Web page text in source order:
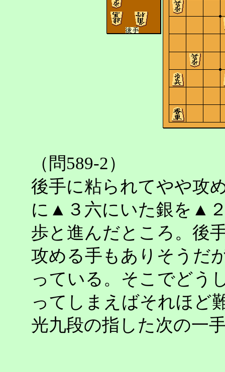
（問589-2）
後手に粘られてやや攻
に▲３六にいた銀を▲
歩と進んだところ。後
攻める手もありそうだ
っている。そこでどう
ってしまえばそれほど
光九段の指した次の一